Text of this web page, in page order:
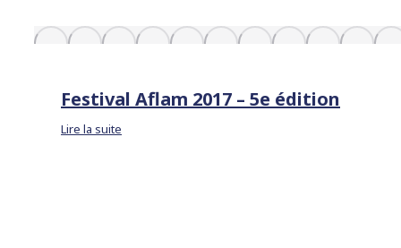
Festival Aflam 2017 – 5e édition
Lire la suite